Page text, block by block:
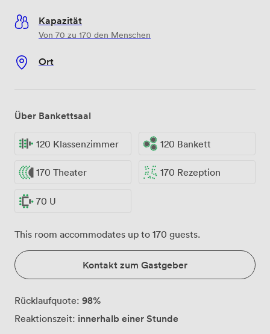
Kapazität
Von 70 zu 170 den Menschen
Ort
Über Bankettsaal
120 Klassenzimmer 120 Bankett
170 Theater 170 Rezeption
70 U
This room accommodates up to 170 guests.
Kontakt zum Gastgeber
Rücklaufquote: 98%
Reaktionszeit: innerhalb einer Stunde